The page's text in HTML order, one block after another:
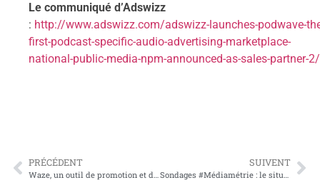
Le communiqué d’Adswizz
: http://www.adswizz.com/adswizz-launches-podwave-
first-podcast-specific-audio-advertising-marketplace-
national-public-media-npm-announced-as-sales-partner-2/
PRÉCÉDENT SUIVENT